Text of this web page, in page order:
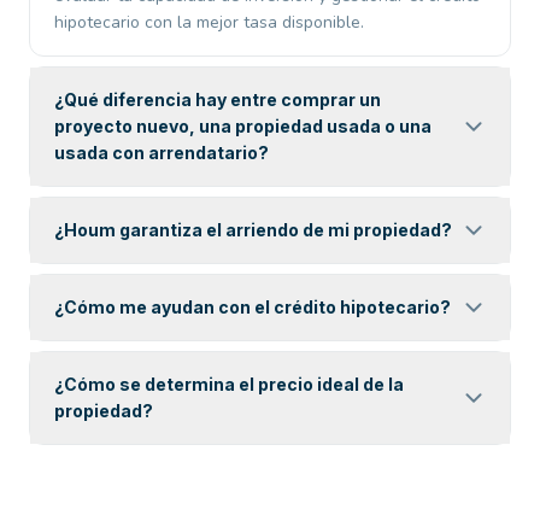
hipotecario con la mejor tasa disponible.
¿Qué diferencia hay entre comprar un
proyecto nuevo, una propiedad usada o una
usada con arrendatario?
¿Houm garantiza el arriendo de mi propiedad?
¿Cómo me ayudan con el crédito hipotecario?
¿Cómo se determina el precio ideal de la
propiedad?